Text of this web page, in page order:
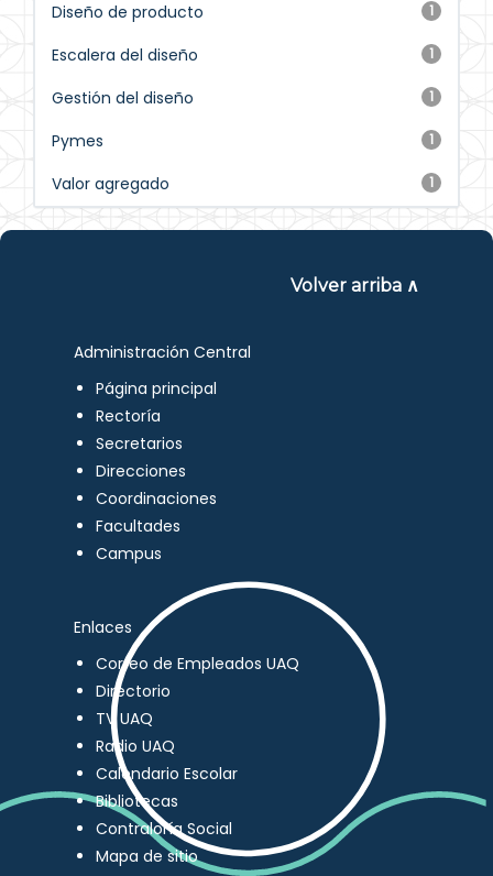
1
Diseño de producto
1
Escalera del diseño
1
Gestión del diseño
1
Pymes
1
Valor agregado
Volver arriba ∧
Administración Central
Página principal
Rectoría
Secretarios
Direcciones
Coordinaciones
Facultades
Campus
Enlaces
Correo de Empleados UAQ
Directorio
TV UAQ
Radio UAQ
Calendario Escolar
Bibliotecas
Contraloría Social
Mapa de sitio